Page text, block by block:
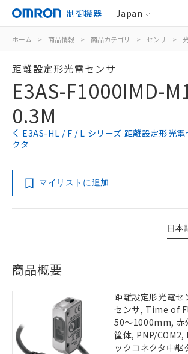
制御機器 Japan
ホーム > 商品情報 > 商品カテゴリ > センサ >
距離設定形光電センサ
E3AS-F1000IMD-
0.3M
E3AS-HL / F / L シリーズ 距離設定形光
クタ
マイリストに追加
日本
商品概要
距離設定形光電セ
センサ, Time of
50～1000mm, 赤
筐体, PNP/COM2,
ックコネクタ中